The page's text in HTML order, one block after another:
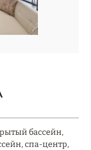
бассейн,
спа-центр,